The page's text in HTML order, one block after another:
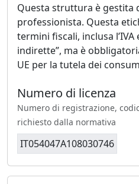
Questa struttura è gestita
professionista. Questa
termini fiscali, inclusa
indirette”, ma è
UE per la tutela dei
Numero di licenza
Numero di registrazione,
richiesto dalla normativa
IT054047A108030746